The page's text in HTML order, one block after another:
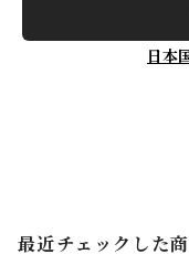
日本
最近チェックした